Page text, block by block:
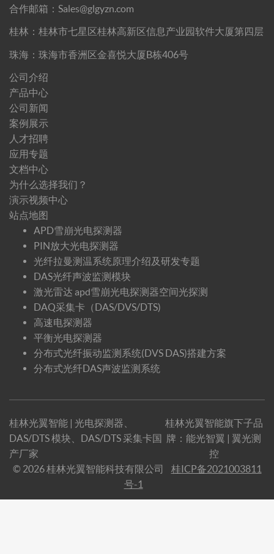
合作邮箱：Sales@glgyzn.com
桂林：桂林市七星区桂林高新区信息产业园软件大厦第四层
珠海：珠海市香洲区金喜悦大厦B栋406号
公司介绍
产品中心
公司新闻
案例展示
人才招聘
应用专题
文档中心
为什么选择我们？
演示视频中心
站点地图
APD雪崩光电探测器
PIN放大光电探测器
光纤拉曼测温系统原理介绍及研发专题
DAS光纤声波监测模块
激光雷达 apd雪崩光电探测器空间光探测
DAQ采集卡（DAS/DVS/DTS)
高速电探测器
平衡光电探测器
分布式光纤振动监测系统(DVS DAS)搭建方案
分布式光纤DAS声波监测系统
桂林光翼智能 | 光电探测器、
DAS/DTS 模块、DAS/DTS 采集卡国
产厂家
桂林光翼智能旗下子品
牌：能光智翼 | 翼光测
控
© 2026 桂林光翼智能科技有限公司 桂ICP备2021003811
号-1